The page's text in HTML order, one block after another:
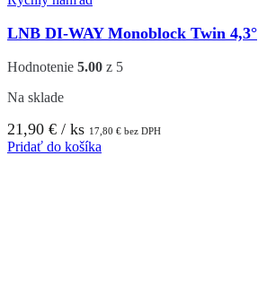
LNB DI-WAY Monoblock Twin 4,3°
Hodnotenie 5.00 z 5
Na sklade
21,90 € / ks 17,80 € bez DPH
Pridať do košíka